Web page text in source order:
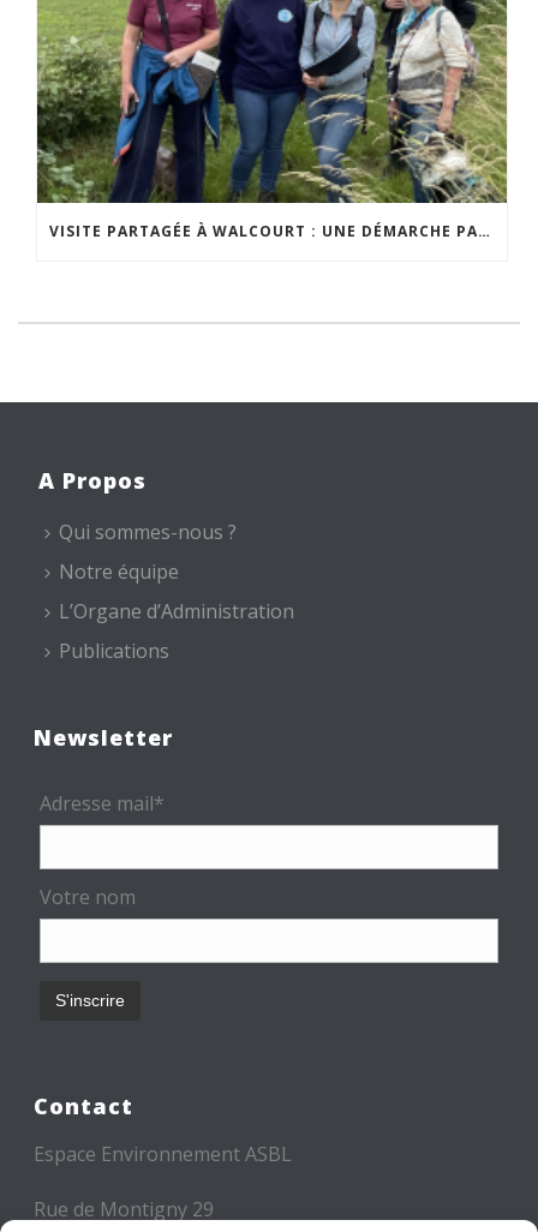
VISITE PARTAGÉE À WALCOURT : UNE DÉMARCHE PARTICIPATIVE ANIMÉE PAR ESPACE ENVIRONNEMENT
A Propos
Qui sommes-nous ?
Notre équipe
L’Organe d’Administration
Publications
Newsletter
Adresse mail*
Votre nom
Contact
Espace Environnement ASBL
Rue de Montigny 29